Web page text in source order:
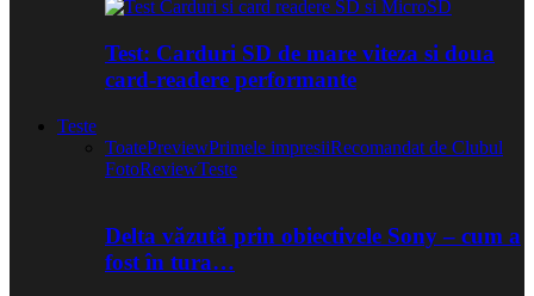
Test: Carduri SD de mare viteza si doua
card-readere performante
Teste
ToatePreviewPrimele impresiiRecomandat de Clubul
FotoReviewTeste
Delta văzută prin obiectivele Sony – cum a
fost în tura…